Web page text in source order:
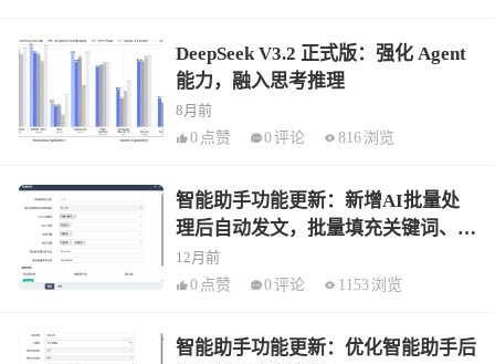
DeepSeek V3.2 正式版：强化 Agent
能力，融入思考推理
8月前
0 点赞 0评论 816 浏览
智能助手功能更新：新增AI批量处
理后自动发文，批量填充关键词、描
述、段落、自动内链
12月前
0 点赞 0评论 1153 浏览
智能助手功能更新：优化智能助手后